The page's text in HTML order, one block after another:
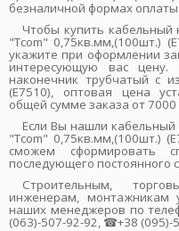
безналичной формах оплаты.
Чтобы купить кабельный
"Tcom" 0,75кв.мм,(100шт.)
укажите при оформлении
интересующую вас
наконечник трубчатый с
(Е7510), оптовая цена
общей сумме заказа от 7000
Если Вы нашли кабельный
"Tcom" 0,75кв.мм,(100шт.)
сможем сформировать
последующего постоянного
Строительным,
инженерам, монтажникам
наших менеджеров по
(063)-507-92-92, ☎+38 (095)-